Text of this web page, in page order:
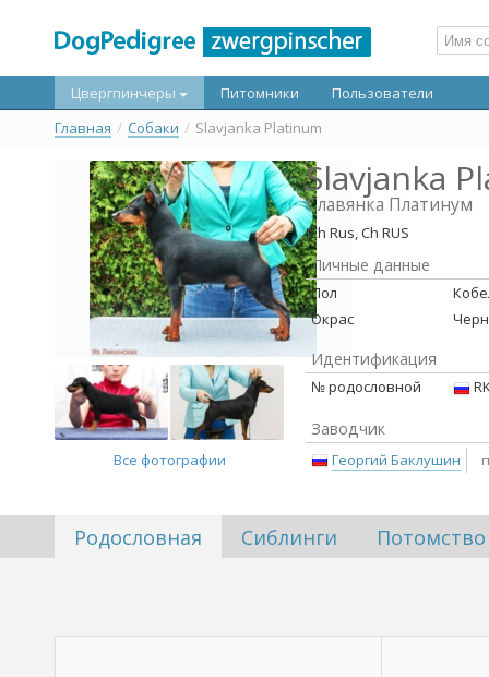
Цвергпинчеры Питомники
Пользователи
Главная / Собаки / Slavjanka Platinum
Все фотографии
Slavjanka
Славянка Платинум
JCh Rus, Ch RUS
Личные данные
Пол
Окрас
Идентификация
№ родословной
Заводчик
Георгий Баклушин
Родословная Сиблинги Потомство